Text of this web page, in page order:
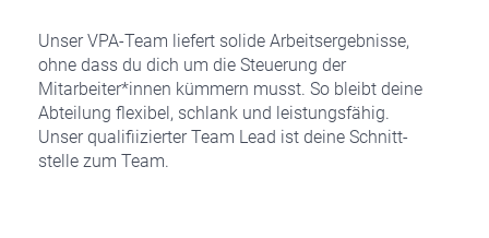
Unser VPA-Team lie­fert soli­de Arbeits­er­geb­nis­se,
ohne dass du dich um die Steue­rung der
Mitarbeiter*innen küm­mern musst. So bleibt dei­ne
Abtei­lung fle­xi­bel, schlank und leis­tungs­fä­hig.
Unser qua­li­fii­zier­ter Team Lead ist dei­ne Schnitt­
stel­le zum Team.